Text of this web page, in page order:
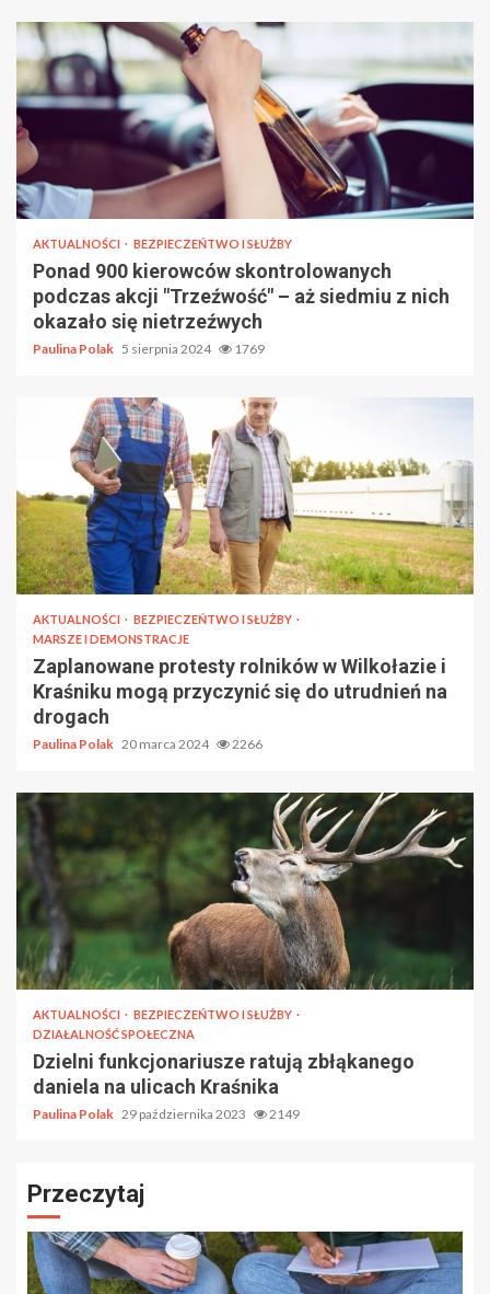
AKTUALNOŚCI BEZPIECZEŃTWO I SŁUŻBY
Ponad 900 kierowców skontrolowanych
podczas akcji "Trzeźwość" – aż siedmiu z nich
okazało się nietrzeźwych
Paulina Polak 5 sierpnia 2024 1769
AKTUALNOŚCI
BEZPIECZEŃTWO I SŁUŻBY
MARSZE I DEMONSTRACJE
Zaplanowane protesty rolników w Wilkołazie i
Kraśniku mogą przyczynić się do utrudnień na
drogach
Paulina Polak 20 marca 2024 2266
AKTUALNOŚCI
BEZPIECZEŃTWO I SŁUŻBY
DZIAŁALNOŚĆ SPOŁECZNA
Dzielni funkcjonariusze ratują zbłąkanego
daniela na ulicach Kraśnika
Paulina Polak 29 października 2023 2149
Przeczytaj